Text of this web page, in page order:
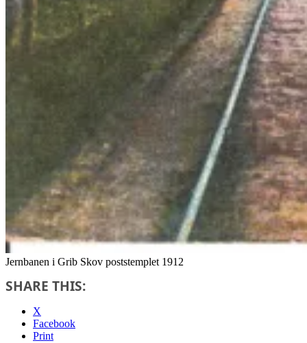
Jernbanen i Grib Skov poststemplet 1912
SHARE THIS:
X
Facebook
Print